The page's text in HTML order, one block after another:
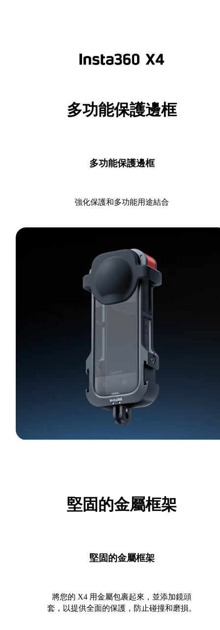
多功能保護邊框
多功能保護邊框
強化保護和多功能用途結合
堅固的金屬框架
堅固的金屬框架
將您的 X4 用金屬包裹起來，並添加鏡頭
套，以提供全面的保護，防止碰撞和磨損。